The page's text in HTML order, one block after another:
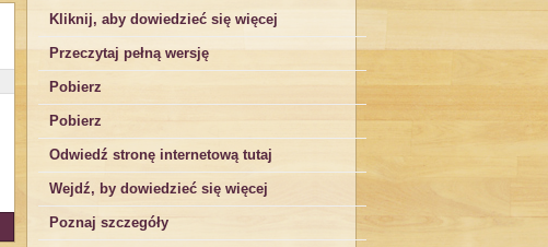
Kliknij, aby dowiedzieć się więcej
Przeczytaj pełną wersję
Pobierz
Pobierz
Odwiedź stronę internetową tutaj
Wejdź, by dowiedzieć się więcej
Poznaj szczegóły